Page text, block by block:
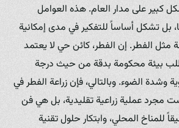
كبير على مدار العام. هذه العوامل
بل تشكل أساساً للتفكير في مدى إمكانية
الفطر. إن الفطر، كائن حي لا يعتمد
بيئة محكومة بدقة من حيث درجة
وشدة الضوء. وبالتالي، فإن زراعة الفطر في
مجرد عملية زراعية تقليدية، بل هي فن
للمناخ المحلي، وابتكار حلول تقنية